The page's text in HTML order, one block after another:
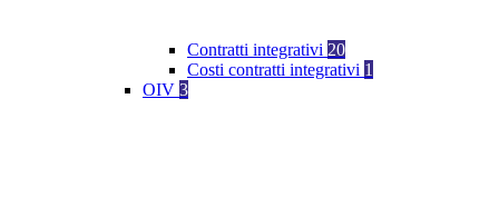
Contratti integrativi 20
Costi contratti integrativi 1
OIV 3